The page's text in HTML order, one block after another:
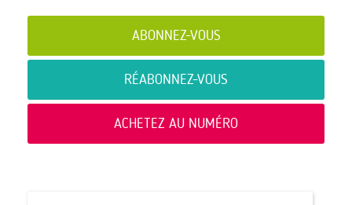
ABONNEZ-VOUS
RÉABONNEZ-VOUS
ACHETEZ AU NUMÉRO